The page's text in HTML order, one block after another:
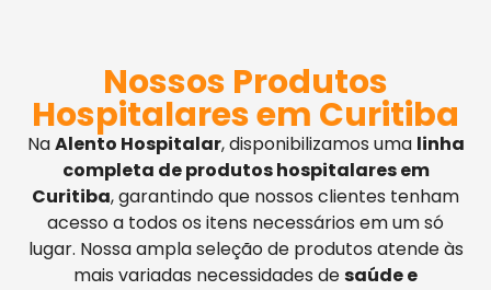
Nossos Produtos
Hospitalares em Curitiba
NaAlento Hospitalar, disponibilizamos uma linha
completa de produtos hospitalares em
Curitiba, garantindo que nossos clientes tenham
acesso a todos os itens necessários em um só
lugar. Nossa ampla seleção de produtos atende às
mais variadas necessidades desaúde e